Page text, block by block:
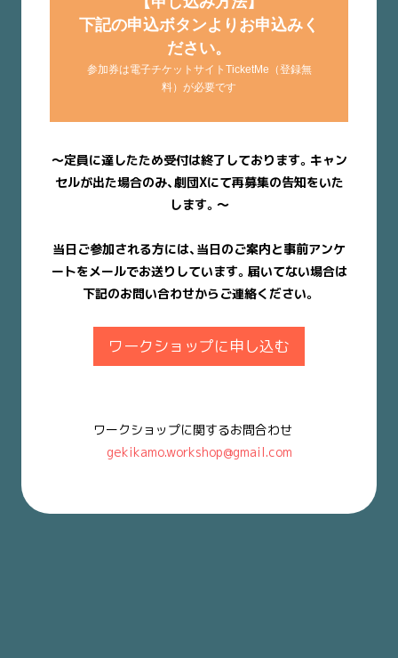
下記の申込ボタンよりお申込みく
ださい。
参加券は電子チケットサイトTicketMe（登録無
料）が必要です
〜定員に達したため受付は終了しております。キャン
セルが出た場合のみ、劇団Xにて再募集の告知をいた
します。〜
当日ご参加される方には、当日のご案内と事前アンケ
ートをメールでお送りしています。届いてない場合は
下記のお問い合わせからご連絡ください。
ワークショップに申し込む
ワークショップに関するお問合わせ
gekikamo.workshop@gmail.com